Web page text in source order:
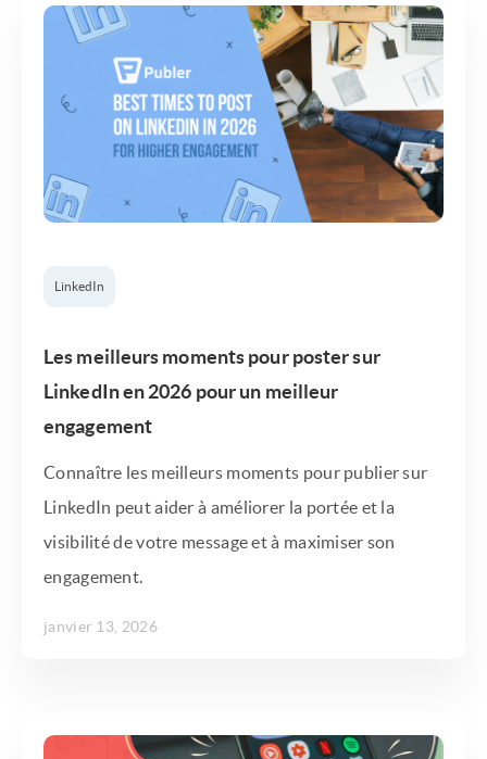
LinkedIn
Les meilleurs moments pour poster sur
LinkedIn en 2026 pour un meilleur
engagement
Connaître les meilleurs moments pour publier sur
LinkedIn peut aider à améliorer la portée et la
visibilité de votre message et à maximiser son
engagement.
janvier 13, 2026